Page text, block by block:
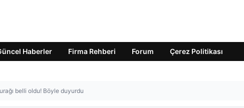
Haberler Firma Rehberi Forum Çerez Politikası
belli oldu! Böyle duyurdu